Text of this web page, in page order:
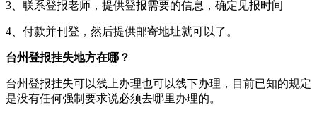
3、联系登报老师，提供登报需要的信息，确定见报时间
4、付款并刊登，然后提供邮寄地址就可以了。
台州登报挂失地方在哪？
台州登报挂失可以线上办理也可以线下办理，目前已知的规定
是没有任何强制要求说必须去哪里办理的。